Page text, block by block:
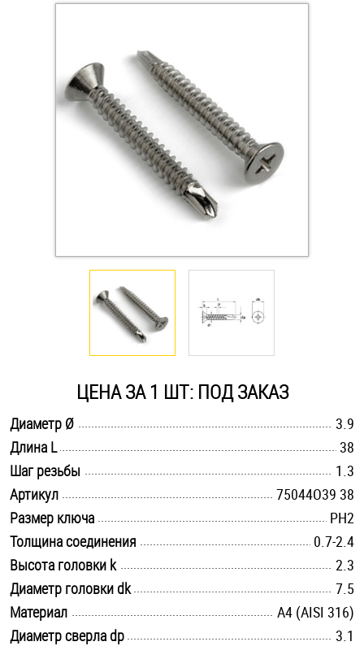
Инструмент
Крюки, кольца с метрической резьбой
Крюки, кольца с шурупной резьбой
Саморезы и шурупы
Такелаж
Хомуты
Шайбы
Шпильки
Шплинты
Штифты и пальцы
ЦЕНА ЗА 1 ШТ: ПОД ЗАКАЗ
Диаметр Ø
3.9
Длина L
38
Шаг резьбы
1.3
Артикул
75044O39 38
Размер ключа
PH2
Толщина соединения
0.7-2.4
Высота головки k
2.3
Диаметр головки dk
7.5
Материал
A4 (AISI 316)
Диаметр сверла dp
3.1